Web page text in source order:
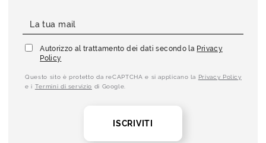
Autorizzo al trattamento dei dati secondo la Privacy
Policy
Questo sito è protetto da reCAPTCHA e si applicano la Privacy Policy
e i Termini di servizio di Google.
ISCRIVITI